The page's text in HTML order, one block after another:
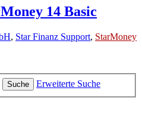
14 Basic
, Star Finanz Support, StarMoney
Suche
Erweiterte Suche